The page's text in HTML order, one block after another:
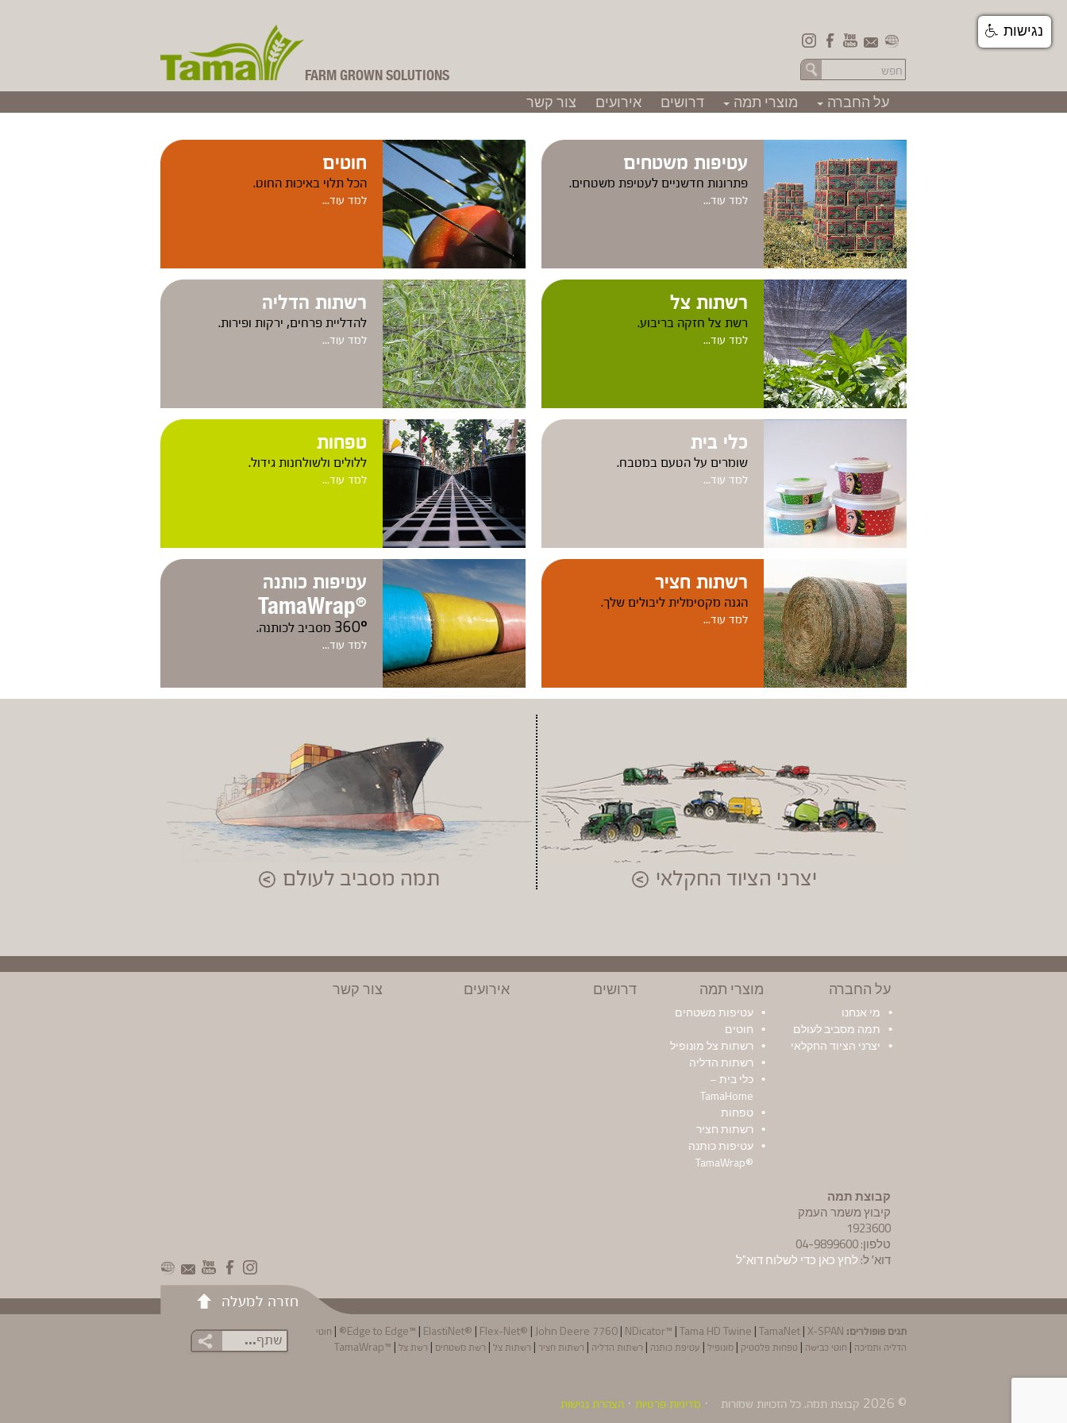
FARM GROWN SOLUTIONS
+ על החברה + מוצרי תמה דרושים אירועים צור קשר המוצרים שלנו
עטיפות משטחים
פתרונות חדשניים לעטיפת משטחים.
למד עוד...
חוטים
הכל תלוי באיכות החוט.
למד עוד...
רשתות צל
רשת צל חזקה בריבוע.
למד עוד...
רשתות הדליה
להדליית פרחים, ירקות ופירות.
למד עוד...
כלי בית
שומרים על הטעם במטבח.
למד עוד...
טפחות
ללולים ולשולחנות גידול.
למד עוד...
רשתות חציר
הגנה מקסימלית ליבולים שלך.
למד עוד...
עטיפות כותנה
®
TamaWrap
360o מסביב לכותנה.
למד עוד...
יצרני הציוד החקלאי תמה מסביב לעולם
על החברה
מי אנחנו
תמה מסביב לעולם
יצרני הציוד החקלאי
מוצרי תמה
עטיפות משטחים
חוטים
רשתות צל מונופיל
רשתות הדליה
כלי בית –
TamaHome
טפחות
רשתות חציר
עטיפות כותנה
®TamaWrap
דרושים אירועים צור קשר
קבוצת תמה
קיבוץ משמר העמק
1923600
טלפון: 04-9899600
דוא′ ל: לחץ כאן כדי לשלוח דוא"ל
חזרה למעלה
שתף... תגים פופולרים: Edge to Edge™ | ElastiNet® | Flex-Net® | John Deere 7760| NDicator™ |Tama HD Twine |TamaNet|X-SPAN®
| חוטי
הדליה ותמיכה | חוטי כבישה | טפחות פלסטיק |מונופיל| עטיפת כותנה | רשתות הדליה | רשתות חציר | רשתות צל| רשת משטחים | רשת צל|
™TamaWrap
· מדיניות פרטיות · הצהרת נגישות © 2026 קבוצת תמה. כל הזכויות שמורות
נגישות